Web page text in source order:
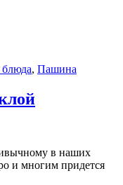
, Пашина
в наших
и многим придется